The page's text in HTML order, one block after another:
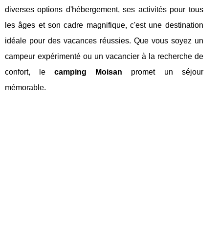
diverses options d'hébergement, ses activités pour tous
les âges et son cadre magnifique, c'est une destination
idéale pour des vacances réussies. Que vous soyez un
campeur expérimenté ou un vacancier à la recherche de
confort, lecamping Moisan promet un séjour
mémorable.